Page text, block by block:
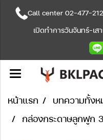
Call center 02-477-
เปิดทำการวันจันทร์-เส
หน้าแรก บทความทั้งห
กล่องกระดาษลูกฟูก